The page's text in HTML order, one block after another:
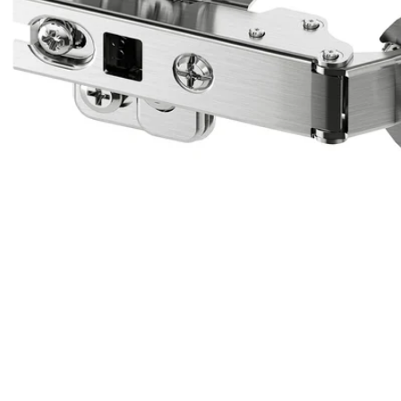
Image zoomed out, normal view